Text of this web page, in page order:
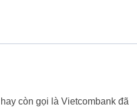
hay còn gọi là Vietcombank đã